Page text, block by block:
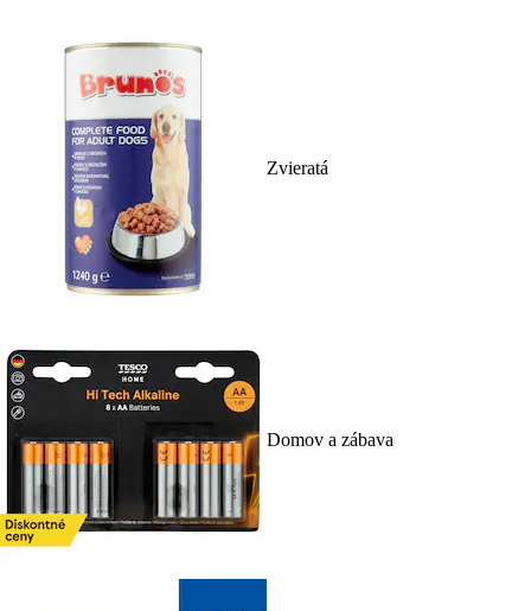
Zvieratá
Domov a zábava